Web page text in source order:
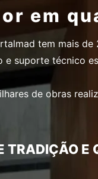
em
tem mais
suporte técnico
de obras
TRADIÇÃO E